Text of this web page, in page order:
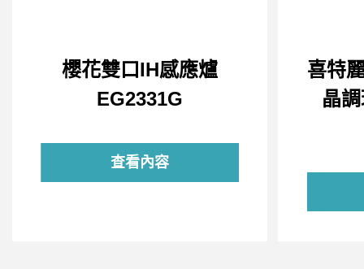
櫻花雙口IH感應爐
EG2331G
查看內容
喜特
晶